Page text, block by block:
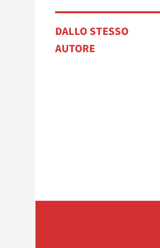
DALLO STESSO
AUTORE